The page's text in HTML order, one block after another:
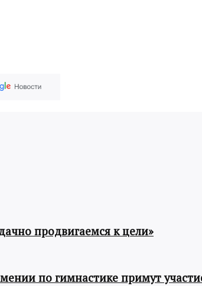
продвигаемся к цели»
по гимнастике примут